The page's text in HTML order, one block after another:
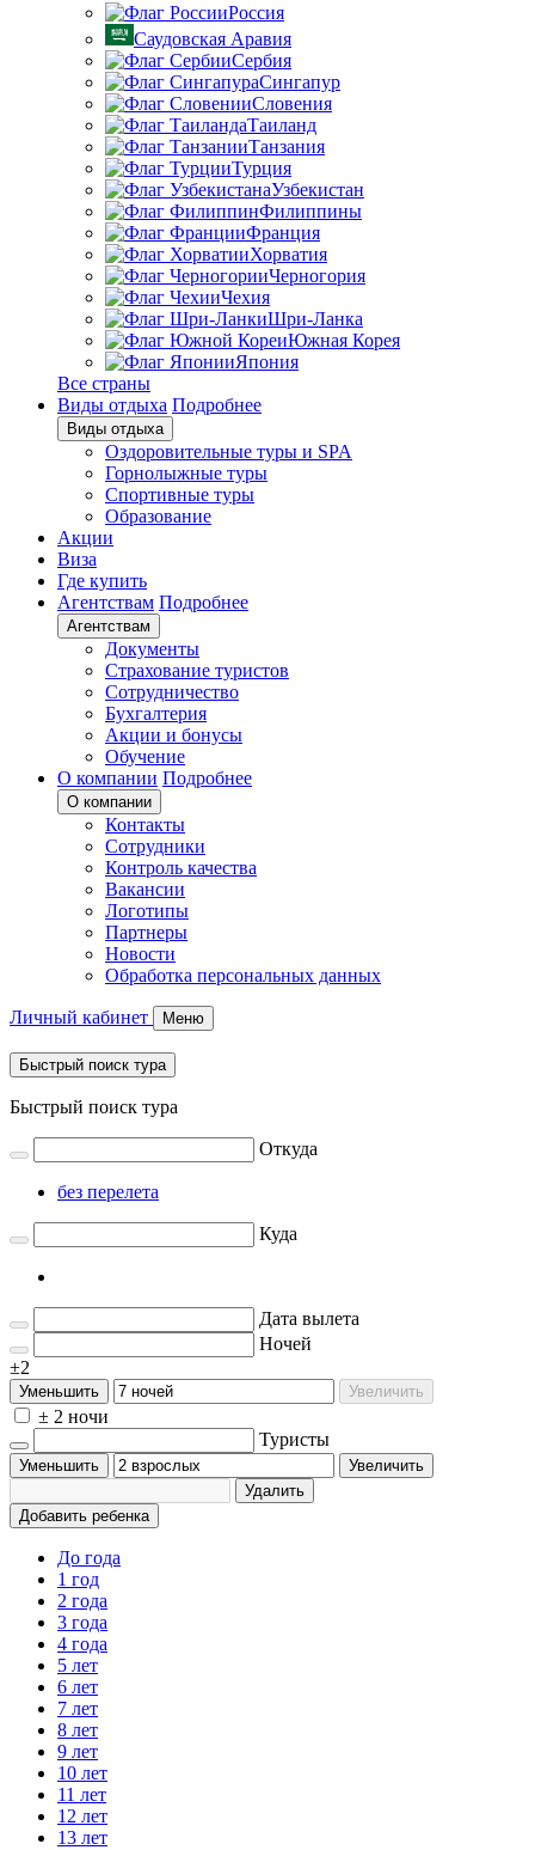
Россия
Саудовская Аравия
Сербия
Сингапур
Словения
Таиланд
Танзания
Турция
Узбекистан
Филиппины
Франция
Хорватия
Черногория
Чехия
Шри-Ланка
Южная Корея
Япония
Все страны
Виды отдыха Подробнее
Виды отдыха
Оздоровительные туры и SPA
Горнолыжные туры
Спортивные туры
Образование
Акции
Виза
Где купить
Агентствам Подробнее
Агентствам
Документы
Страхование туристов
Сотрудничество
Бухгалтерия
Акции и бонусы
Обучение
О компании Подробнее
О компании
Контакты
Сотрудники
Контроль качества
Вакансии
Логотипы
Партнеры
Новости
Обработка персональных данных
Личный кабинет Меню
Быстрый поиск тура
Быстрый поиск тура
Откуда
без перелета
Куда
Дата вылета
Ночей
±2
Уменьшить Увеличить
± 2 ночи
Туристы
Уменьшить
Увеличить
Удалить
Добавить ребенка
До года
1 год
2 года
3 года
4 года
5 лет
6 лет
7 лет
8 лет
9 лет
10 лет
11 лет
12 лет
13 лет